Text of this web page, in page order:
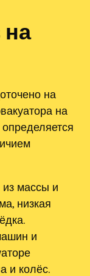
на
на
на
из массы и
низкая
и
и колёс.